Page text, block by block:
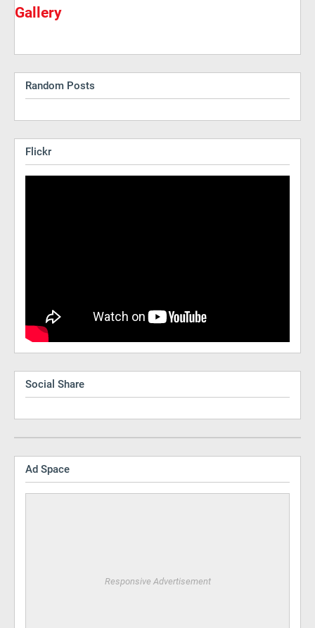
Gallery
Random Posts
Flickr
Social Share
Ad Space
Responsive Advertisement